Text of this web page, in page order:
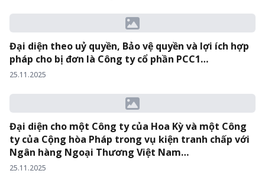
Đại diện theo uỷ quyền, Bảo vệ quyền và lợi ích hợp
pháp cho bị đơn là Công ty cổ phần PCC1…
25.11.2025
Đại diện cho một Công ty của Hoa Kỳ và một Công
ty của Cộng hòa Pháp trong vụ kiện tranh chấp với
Ngân hàng Ngoại Thương Việt Nam…
25.11.2025